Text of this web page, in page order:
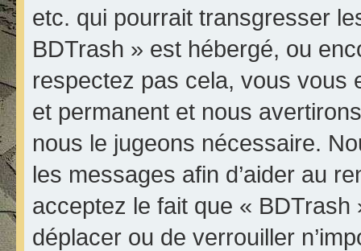
etc. qui pourrait transgresser
BDTrash » est hébergé, ou
respectez pas cela, vous vous
et permanent et nous
nous le jugeons nécessaire.
les messages afin d’aider au
acceptez le fait que « BDTrash
déplacer ou de verrouiller